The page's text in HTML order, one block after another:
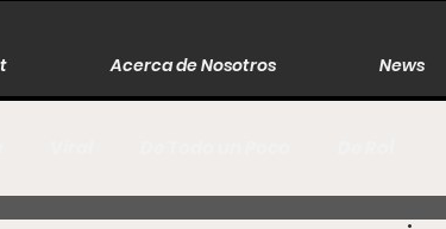
Acerca de Nosotros News